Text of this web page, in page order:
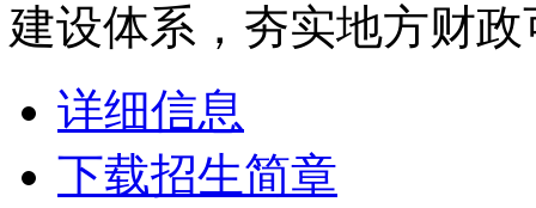
建设体系，夯实地方财
详细信息
下载招生简章